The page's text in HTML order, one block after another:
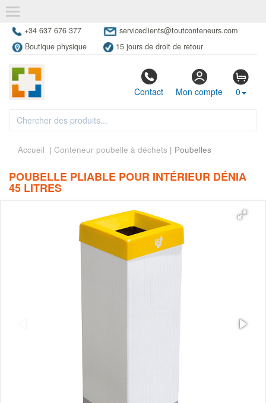
+34 637 676 377
serviceclients@toutconteneurs.com
Boutique physique
15 jours de droit de retour
Contact Mon compte 0
Accueil | Conteneur poubelle à déchets | Poubelles
POUBELLE PLIABLE POUR INTÉRIEUR DÉNIA
45 LITRES